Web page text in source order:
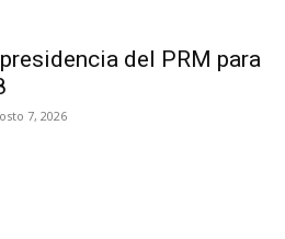
del PRM para
7, 2026